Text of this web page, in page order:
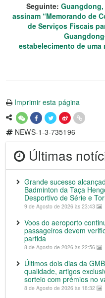
Seguinte: Guangdong,
assinam “Memorando de
de Serviços Fiscais
estabelecimento de
Imprimir esta página
NEWS-1-3-735196
Últimas
Grande sucesso
Badminton da Taça
Desportivo de Série e
9 de Agosto de 2026 às 23:43
Voos do aeroporto
passageiros devem
partida
8 de Agosto de 2026 às 22:56
Últimos dois dias da
qualidade, artigos
sorteio com prémios no
8 de Agosto de 2026 às 18:32